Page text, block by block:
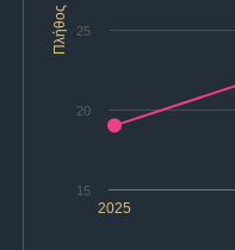
Πλήθος
2025
20
15
25